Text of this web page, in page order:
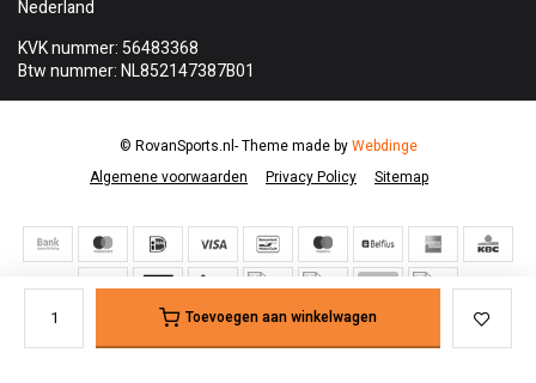
Toevoegen aan winkelwagen
Nederland
KVK nummer: 56483368
Btw nummer: NL852147387B01
Algemene voorwaarden Privacy Policy Sitemap
© RovanSports.nl- Theme made byWebdinge